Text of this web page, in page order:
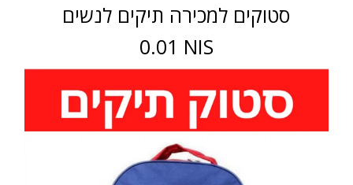
סטוקים למכירה תיקים לנשים
0.01 NIS